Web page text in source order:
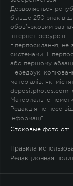
Дозволяється
більше 250 знаків
обов'язковим
Інтернет-ресурсів
гіперпосилання, не
системами.
або першому абзаці
Передрук,
матеріалів, які
depositphotos.com,
Материалы с
Редакція не несе
інформації.
Стоковые фото от:
Правила
Редакционная